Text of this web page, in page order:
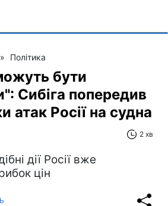
» Політика
бути
Сибіга попередив
атак Росії на судна
2 хв
дії Росії вже
цін